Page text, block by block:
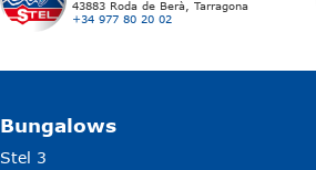
43883 Roda de Berà, Tarragona
+34 977 80 20 02
Bungalows
Stel 3